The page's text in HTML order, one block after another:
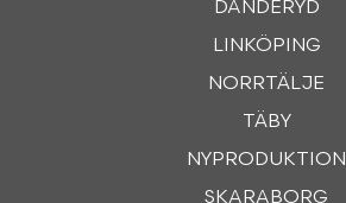
DANDERYD
LINKÖPING
NORRTÄLJE
TÄBY
NYPRODUKTION
SKARABORG